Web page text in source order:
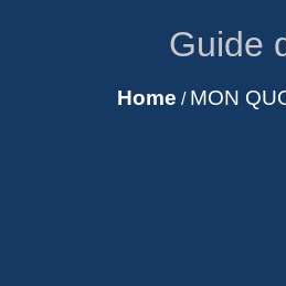
Guide
Home / MON